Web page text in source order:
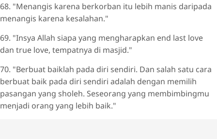
68. "Menangis karena berkorban itu lebih manis daripada
menangis karena kesalahan."
69. "Insya Allah siapa yang mengharapkan end last love
dan true love, tempatnya di masjid."
70. "Berbuat baiklah pada diri sendiri. Dan salah satu cara
berbuat baik pada diri sendiri adalah dengan memilih
pasangan yang sholeh. Seseorang yang membimbingmu
menjadi orang yang lebih baik."